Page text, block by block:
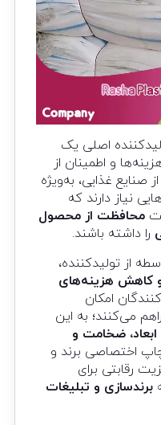
اصلی یک
و اطمینان از
غذایی، به‌ویژه
نیاز دارند که
محافظت از محصول
را داشته باشند.
از تولیدکننده،
و کاهش هزینه‌های
امکان
می‌کنند؛ به این
ابعاد، ضخامت و
اختصاصی برند و
رقابتی برای
برندسازی و تبلیغات